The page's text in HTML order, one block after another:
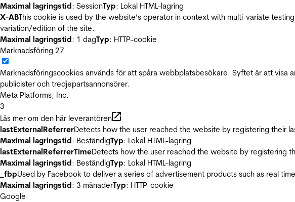
Maximal lagringstid: SessionTyp: Lokal HTML-lagring
X-ABThis cookie is used by the website’s operator in context with multi-variate
variation/edition of the site.
Maximal lagringstid: 1 dagTyp: HTTP-cookie
Marknadsföring 27
Marknadsföringscookies används för att spåra webbplatsbesökare. Syftet är att visa
publicister och tredjepartsannonsörer.
Meta Platforms, Inc.
3
Läs mer om den här leverantören
lastExternalReferrerDetects how the user reached the website by registering their
Maximal lagringstid: BeständigTyp: Lokal HTML-lagring
lastExternalReferrerTimeDetects how the user reached the website by registering
Maximal lagringstid: BeständigTyp: Lokal HTML-lagring
_fbpUsed by Facebook to deliver a series of advertisement products such as real
Maximal lagringstid: 3 månaderTyp: HTTP-cookie
Google